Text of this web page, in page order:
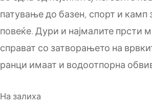
патување до базен, спорт и камп
повеќе. Дури и најмалите прсти
справат со затворањето на
ранци имаат и водоотпорна
На залиха